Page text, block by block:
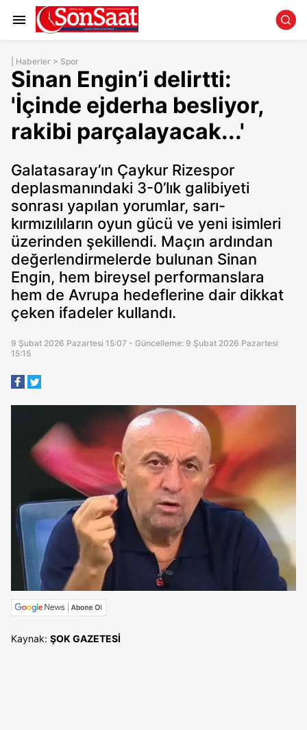
Haberler > Spor
Sinan Engin’i delirtti:
'İçinde ejderha besliyor,
rakibi parçalayacak...'
Galatasaray’ın Çaykur Rizespor
deplasmanındaki 3-0’lık galibiyeti
sonrası yapılan yorumlar, sarı-
kırmızılıların oyun gücü ve yeni isimleri
üzerinden şekillendi. Maçın ardından
değerlendirmelerde bulunan Sinan
Engin, hem bireysel performanslara
hem de Avrupa hedeflerine dair dikkat
çeken ifadeler kullandı.
9 Şubat 2026 Pazartesi 15:07 - Güncelleme: 9 Şubat 2026 Pazartesi
15:15
Kaynak: ŞOK GAZETESİ